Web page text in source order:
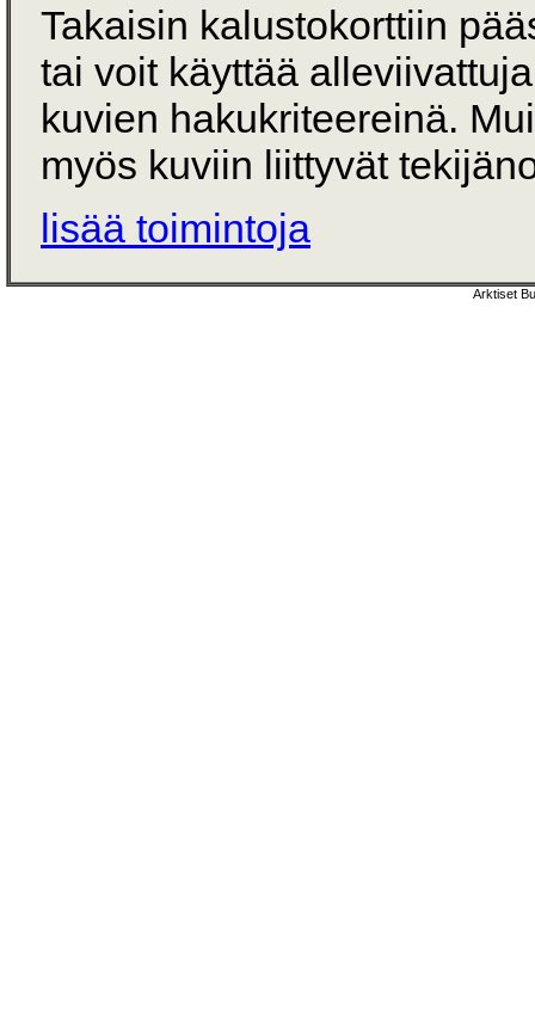
Takaisin kalustokorttiin
tai voit käyttää
kuvien hakukriteereinä.
myös kuviin liittyvät
lisää toimintoja
Arktiset